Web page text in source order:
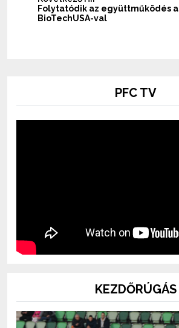
Folytatódik az együttműködés a
BioTechUSA-val
PFC TV
KEZDŐRÚGÁS